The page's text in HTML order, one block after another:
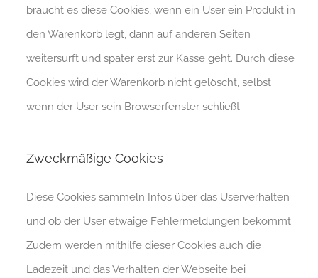
braucht es diese Cookies, wenn ein User ein Produkt in
den Warenkorb legt, dann auf anderen Seiten
weitersurft und später erst zur Kasse geht. Durch diese
Cookies wird der Warenkorb nicht gelöscht, selbst
wenn der User sein Browserfenster schließt.
Zweckmäßige Cookies
Diese Cookies sammeln Infos über das Userverhalten
und ob der User etwaige Fehlermeldungen bekommt.
Zudem werden mithilfe dieser Cookies auch die
Ladezeit und das Verhalten der Webseite bei